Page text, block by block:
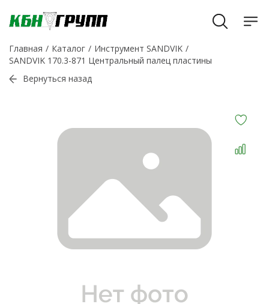
Главная Каталог
Инструмент SANDVIK
SANDVIK 170.3-871 Центральный палец пластины
Вернуться назад